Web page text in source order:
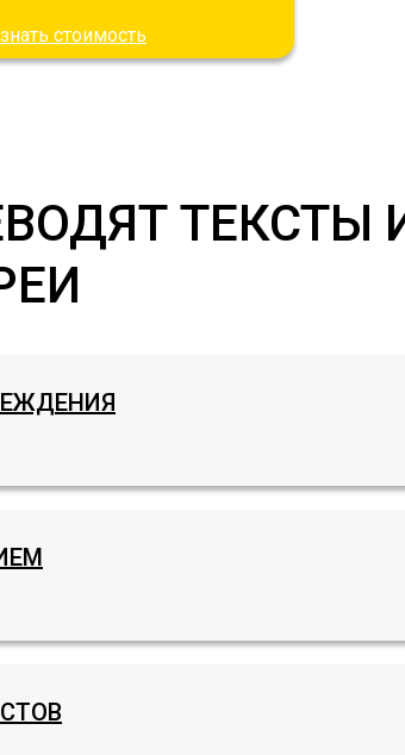
стоимость
ТЕКСТЫ